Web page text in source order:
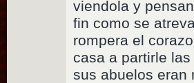
viendola y
fin como se
rompera el
casa a partirle
sus abuelos eran